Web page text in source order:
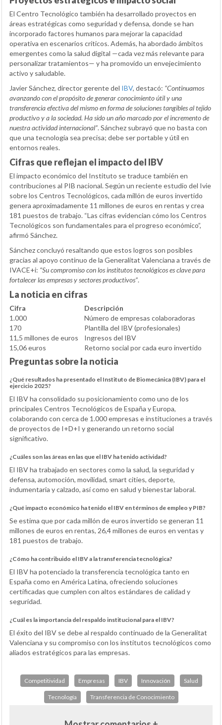
El Centro Tecnológico también ha desarrollado proyectos en
áreas estratégicas como seguridad y defensa, donde se han
incorporado factores humanos para mejorar la capacidad
operativa en escenarios críticos. Además, ha abordado ámbitos
emergentes como la salud digital —cada vez más relevante para
personalizar tratamientos— y ha promovido un envejecimiento
activo y saludable.
Javier Sánchez, director gerente del IBV, destacó: “Continuamos
avanzando con el propósito de generar conocimiento útil y una
transferencia efectiva del mismo en forma de soluciones tangibles al tejido
productivo y a la sociedad. Ha sido un año marcado por el incremento de
nuestra actividad internacional”. Sánchez subrayó que no basta con
que una tecnología sea precisa; debe ser portable y útil en
entornos reales.
Cifras que reflejan el impacto del IBV
El impacto económico del Instituto se traduce también en
contribuciones al PIB nacional. Según un reciente estudio del Ivie
sobre los Centros Tecnológicos, cada millón de euros invertido
genera aproximadamente 11 millones de euros en rentas y crea
181 puestos de trabajo. “Las cifras evidencian cómo los Centros
Tecnológicos son fundamentales para el progreso económico”,
afirmó Sánchez.
Sánchez concluyó resaltando que estos logros son posibles
gracias al apoyo continuo de la Generalitat Valenciana a través de
IVACE+i: “Su compromiso con los institutos tecnológicos es clave para
fortalecer las empresas y sectores productivos”.
La noticia en cifras
Cifra
Descripción
1.000
Número de empresas colaboradoras
170
Plantilla del IBV (profesionales)
11,5 millones de euros
Ingresos del IBV
15,06 euros
Retorno social por cada euro invertido
Preguntas sobre la noticia
¿Qué resultados ha presentado el Instituto de Biomecánica (IBV) para el
ejercicio 2025?
El IBV ha consolidado su posicionamiento como uno de los
principales Centros Tecnológicos de España y Europa,
colaborando con cerca de 1.000 empresas e instituciones a través
de proyectos de I+D+I y generando un retorno social
significativo.
¿Cuáles son las áreas en las que el IBV ha tenido actividad?
El IBV ha trabajado en sectores como la salud, la seguridad y
defensa, automoción, movilidad, smart cities, deporte,
indumentaria y calzado, así como en salud y bienestar laboral.
¿Qué impacto económico ha tenido el IBV en términos de empleo y PIB?
Se estima que por cada millón de euros invertido se generan 11
millones de euros en rentas, 26,4 millones de euros en ventas y
181 puestos de trabajo.
¿Cómo ha contribuido el IBV a la transferencia tecnológica?
El IBV ha potenciado la transferencia tecnológica tanto en
España como en América Latina, ofreciendo soluciones
certificadas que cumplen con altos estándares de calidad y
seguridad.
¿Cuál es la importancia del respaldo institucional para el IBV?
El éxito del IBV se debe al respaldo continuado de la Generalitat
Valenciana y su compromiso con los institutos tecnológicos como
aliados estratégicos para las empresas.
Competitividad Empresas IBV Innovación Salud
Tecnología Transferencia de Conocimiento